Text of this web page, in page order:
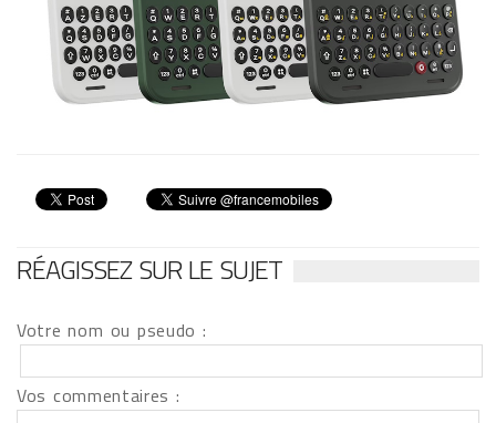
RÉAGISSEZ SUR LE SUJET
Votre nom ou pseudo :
Vos commentaires :